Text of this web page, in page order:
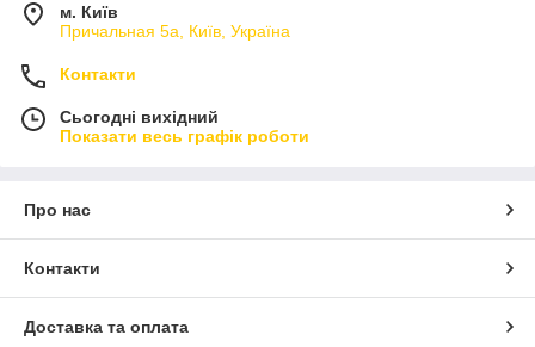
м. Київ
Причальная 5а, Київ, Україна
Контакти
Сьогодні вихідний
Показати весь графік роботи
Про нас
Контакти
Доставка та оплата